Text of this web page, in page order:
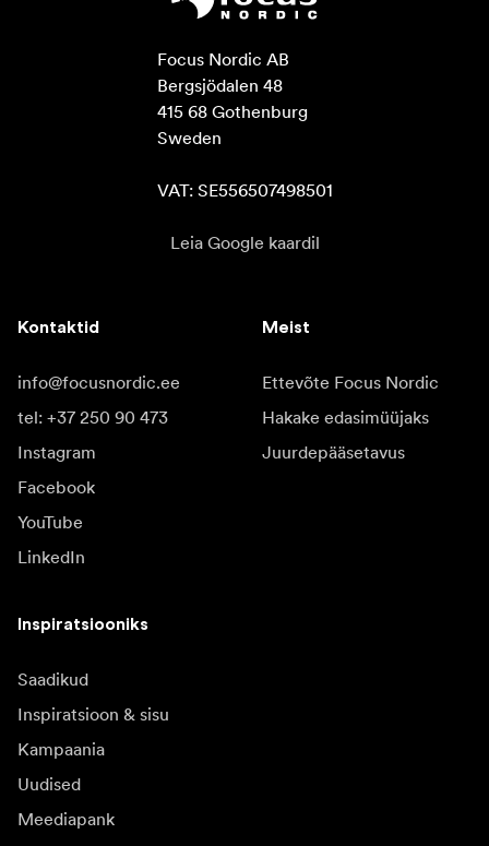
Focus Nordic AB
Bergsjödalen 48
415 68 Gothenburg
Sweden
VAT: SE556507498501
Leia Google kaardil
Kontaktid
info@focusnordic.ee
tel: +37 250 90 473
Instagram
Facebook
YouTube
LinkedIn
Meist
Ettevõte Focus Nordic
Hakake edasimüüjaks
Juurdepääsetavus
Inspiratsiooniks
Saadikud
Inspiratsioon & sisu
Kampaania
Uudised
Meediapank